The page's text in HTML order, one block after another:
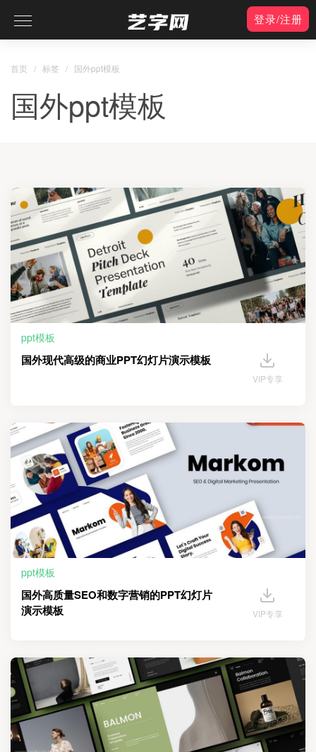
登录/注册
首页 / 标签 / 国外ppt模板
国外ppt模板
ppt模板
国外现代高级的商业PPT幻灯片演示模板
VIP专享
ppt模板
国外高质量SEO和数字营销的PPT幻灯片
演示模板
VIP专享